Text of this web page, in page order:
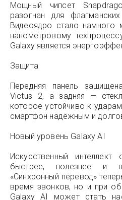
Мощный чипсет
разогнан для
Видеоядро стало намного
нанометровому
Galaxy является
Защита
Передняя панель
Victus 2, а задняя —
которое устойчиво к
смартфон надёжным и
Новый уровень Galaxy AI
Искусственный
быстрее, полезнее и
«Синхронный перевод»
время звонков, но и при
Galaxy AI может стать